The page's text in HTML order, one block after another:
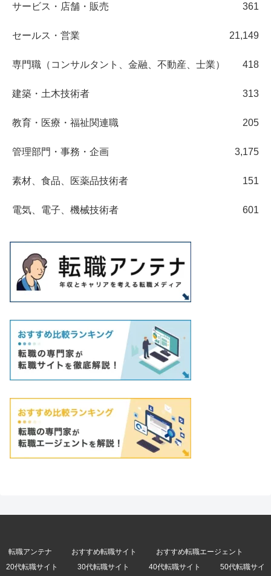
サービス・店舗・販売 361
セールス・営業 21,149
専門職（コンサルタント、金融、不動産、士業） 418
建築・土木技術者 313
教育・医療・福祉関連職 205
管理部門・事務・企画 3,175
素材、食品、医薬品技術者 151
電気、電子、機械技術者 601
転職アンテナ おすすめ転職サイト
おすすめ転職エージェント
20代転職サイト
30代転職サイト 40代転職サイト 50代転職サイ